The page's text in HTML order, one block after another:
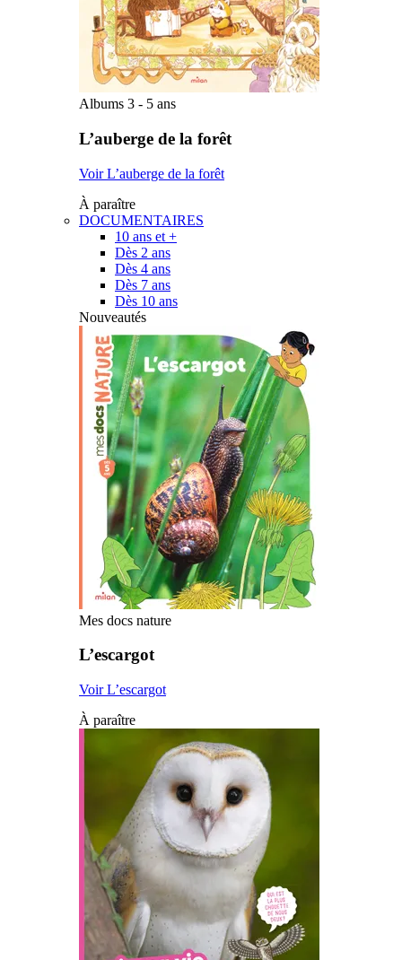
Albums 3 - 5 ans
L’auberge de la forêt
Voir L’auberge de la forêt
À paraître
DOCUMENTAIRES
10 ans et +
Dès 2 ans
Dès 4 ans
Dès 7 ans
Dès 10 ans
Nouveautés
Mes docs nature
L’escargot
Voir L’escargot
À paraître